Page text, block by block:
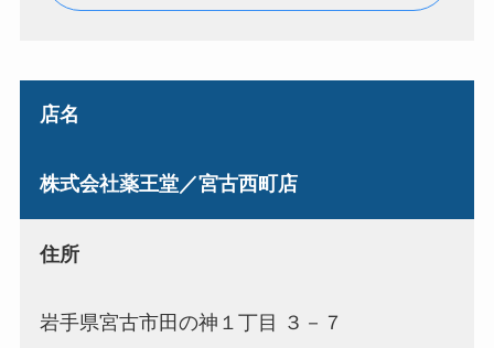
店名
株式会社薬王堂／宮古西町店
住所
岩手県宮古市田の神１丁目 ３－７